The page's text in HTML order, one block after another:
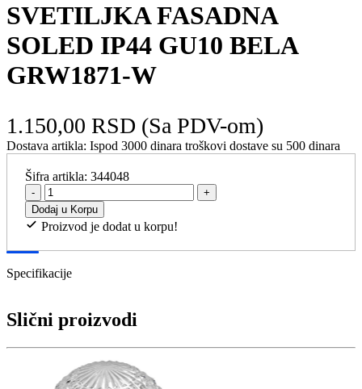
SVETILJKA FASADNA
SOLED IP44 GU10 BELA
GRW1871-W
1.150,00 RSD (Sa PDV-om)
Dostava artikla: Ispod 3000 dinara troškovi dostave su 500 dinara
Šifra artikla:344048
-
+
Dodaj u Korpu
Proizvod je dodat u korpu!
Specifikacije
Slični proizvodi